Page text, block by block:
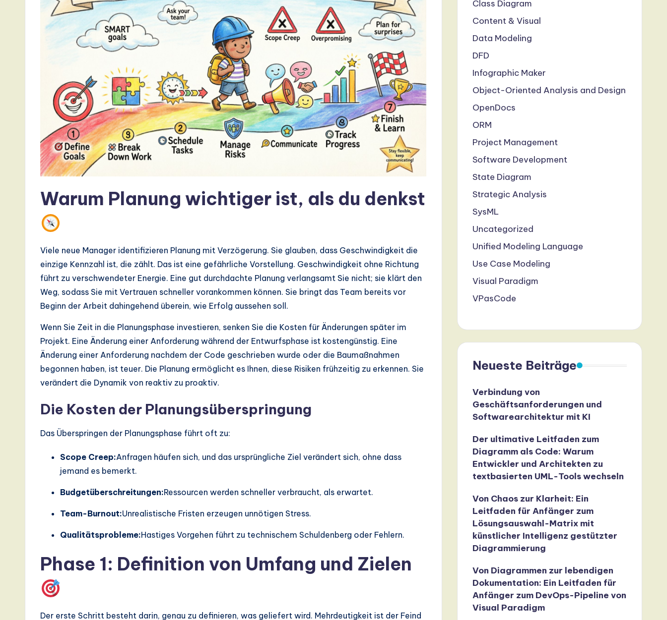
in
A
ft
w
Warum Planung wichtiger ist, als du denkst
Viele neue Manager identifizieren Planung mit Verzögerung. Sie glauben, dass Geschwindigkeit die
einzige Kennzahl ist, die zählt. Das ist eine gefährliche Vorstellung. Geschwindigkeit ohne Richtung
führt zu verschwendeter Energie. Eine gut durchdachte Planung verlangsamt Sie nicht; sie klärt den
Weg, sodass Sie mit Vertrauen schneller vorankommen können. Sie bringt das Team bereits vor
Beginn der Arbeit dahingehend überein, wie Erfolg aussehen soll.
Wenn Sie Zeit in die Planungsphase investieren, senken Sie die Kosten für Änderungen später im
Projekt. Eine Änderung einer Anforderung während der Entwurfsphase ist kostengünstig. Eine
Änderung einer Anforderung nachdem der Code geschrieben wurde oder die Baumaßnahmen
begonnen haben, ist teuer. Die Planung ermöglicht es Ihnen, diese Risiken frühzeitig zu erkennen. Sie
verändert die Dynamik von reaktiv zu proaktiv.
Die Kosten der Planungsüberspringung
Das Überspringen der Planungsphase führt oft zu:
Scope Creep:Anfragen häufen sich, und das ursprüngliche Ziel verändert sich, ohne dass
jemand es bemerkt.
Budgetüberschreitungen:Ressourcen werden schneller verbraucht, als erwartet.
Team-Burnout:Unrealistische Fristen erzeugen unnötigen Stress.
Qualitätsprobleme:Hastiges Vorgehen führt zu technischem Schuldenberg oder Fehlern.
Phase 1: Definition von Umfang und Zielen
Der erste Schritt besteht darin, genau zu definieren, was geliefert wird. Mehrdeutigkeit ist der Feind
Class Diagram
Content & Visual
Data Modeling
DFD
Infographic Maker
Object-Oriented Analysis and Design
OpenDocs
ORM
Project Management
Software Development
State Diagram
Strategic Analysis
SysML
Uncategorized
Unified Modeling Language
Use Case Modeling
Visual Paradigm
VPasCode
Neueste Beiträge
Verbindung von
Geschäftsanforderungen und
Softwarearchitektur mit KI
Der ultimative Leitfaden zum
Diagramm als Code: Warum
Entwickler und Architekten zu
textbasierten UML-Tools wechseln
Von Chaos zur Klarheit: Ein
Leitfaden für Anfänger zum
Lösungsauswahl-Matrix mit
künstlicher Intelligenz gestützter
Diagrammierung
Von Diagrammen zur lebendigen
Dokumentation: Ein Leitfaden für
Anfänger zum DevOps-Pipeline von
Visual Paradigm